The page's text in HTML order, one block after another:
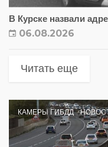
В Курске назвали
06.08.2026
Читать еще
КАМЕРЫ ГИБДД